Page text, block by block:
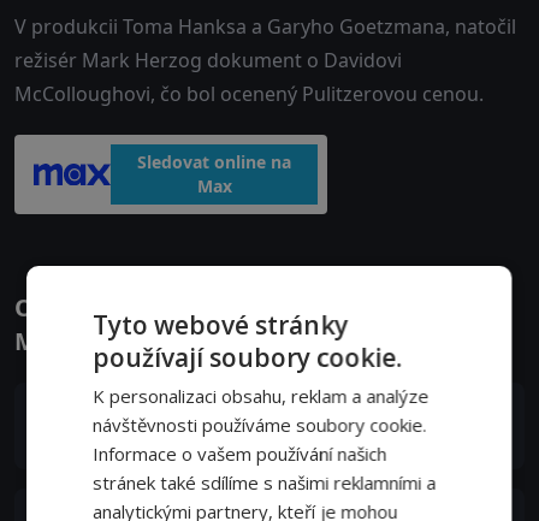
V produkcii Toma Hanksa a Garyho Goetzmana, natočil
režisér Mark Herzog dokument o Davidovi
McColloughovi, čo bol ocenený Pulitzerovou cenou.
Sledovat online na
Max
Obsazení filmu nebo pořadu David
McCullough vypráví - Herci a tvůrci
David McCullough
Tyto webové stránky
používají soubory cookie.
K personalizaci obsahu, reklam a analýze
návštěvnosti používáme soubory cookie.
Informace o vašem používání našich
stránek také sdílíme s našimi reklamními a
analytickými partnery, kteří je mohou